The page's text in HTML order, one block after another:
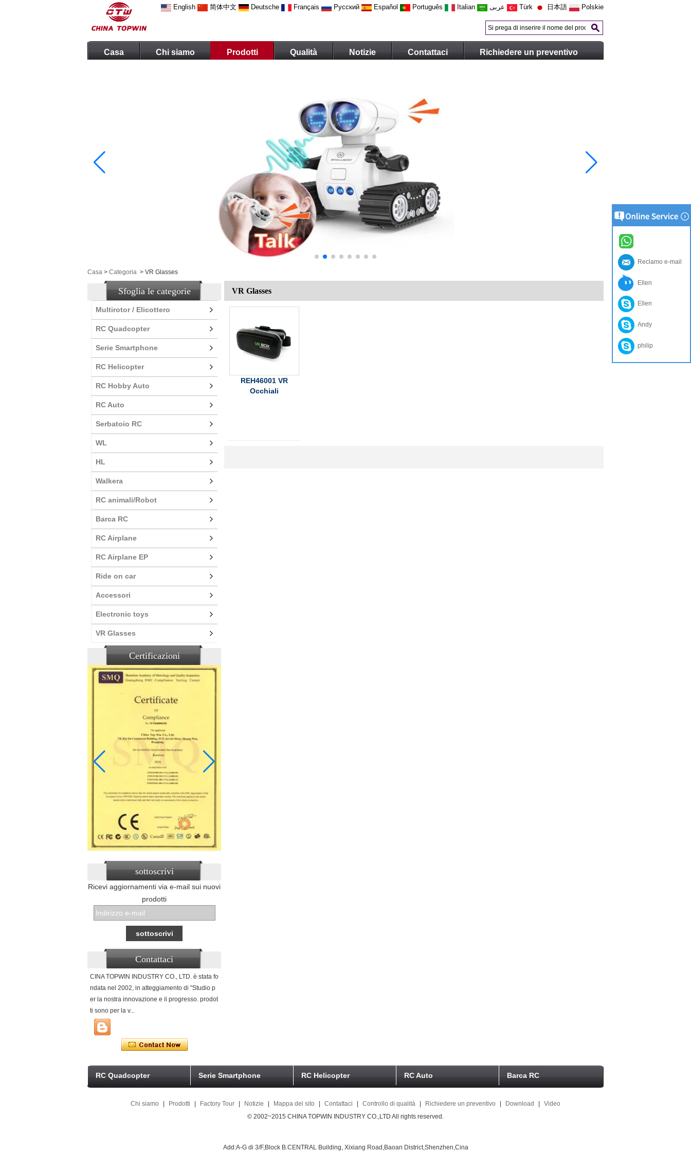
English 简体中文 Deutsche Français Русский Español Português Italian عربى Türk 日本語 Polskie
Casa Chi siamo Prodotti Qualità Notizie Contattaci Richiedere un preventivo
Casa > Categoria > VR Glasses
Sfoglia le categorie
Multirotor / Elicottero
RC Quadcopter
Serie Smartphone
RC Helicopter
RC Hobby Auto
RC Auto
Serbatoio RC
WL
HL
Walkera
RC animali/Robot
Barca RC
RC Airplane
RC Airplane EP
Ride on car
Accessori
Electronic toys
VR Glasses
Certificazioni
sottoscrivi
Ricevi aggiornamenti via e-mail sui nuovi
prodotti
Contattaci
CINA TOPWIN INDUSTRY CO., LTD. è stata fo
ndata nel 2002, in atteggiamento di "Studio p
er la nostra innovazione e il progresso. prodot
ti sono per la v...
VR Glasses
REH46001 VR
Occhiali
RC Quadcopter Serie Smartphone RC Helicopter RC Auto Barca RC
Chi siamo Prodotti Factory Tour Notizie Mappa del sito Contattaci Controllo di qualità Richiedere un preventivo Download
Video
© 2002~2015 CHINA TOPWIN INDUSTRY CO.,LTD All rights reserved.
Add:A-G di 3/F,Block B.CENTRAL Building, Xixiang Road,Baoan District,Shenzhen,Cina
Reclamo e-mail
Ellen
Ellen
Andy
philip